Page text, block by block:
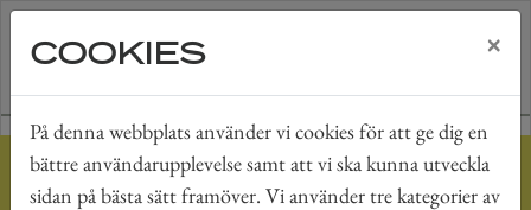
Hem Lediga lägenheter
COOKIES ×
På denna webbplats använder vi cookies för att ge dig en
bättre användarupplevelse samt att vi ska kunna utveckla
sidan på bästa sätt framöver. Vi använder tre kategorier av